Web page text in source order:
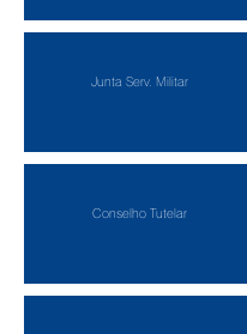
Junta Serv. Militar
Conselho Tutelar